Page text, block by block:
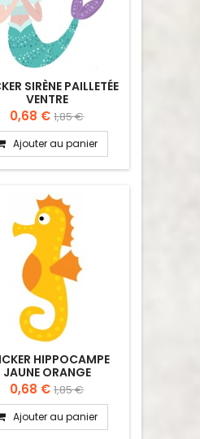
SIRÈNE PAILLETÉE
VENTRE
0,68 €1,85 €
Ajouter au panier
HIPPOCAMPE
JAUNE ORANGE
0,68 €1,85 €
Ajouter au panier